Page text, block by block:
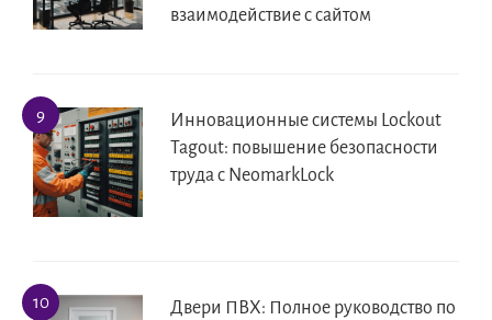
взаимодействие с сайтом
Инновационные системы Lockout
Tagout: повышение безопасности
труда с NeomarkLock
Двери ПВХ: Полное руководство по